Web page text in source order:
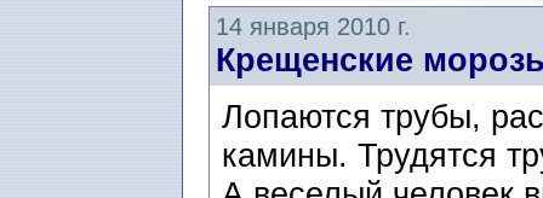
14 января 2010 г.
Крещенские
Лопаются трубы,
камины. Трудятся